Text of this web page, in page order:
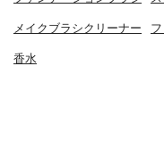
メイクブラシクリーナー
香水